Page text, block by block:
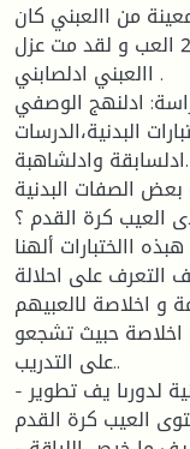
من االعبني كان
عددىم 22 العب و لقد مت عزل
االعبني ادلصابني .
ادلنهج الوصفي
البدنية،الدرسات
ادلسابقة وادلشاهبة.
بعض الصفات البدنية
العيب كرة القدم ؟
االختبارات ألهنا
التعرف على احلالة
و اخلاصة لالعبيهم
حبيث تشجعو
على التدريب..
- ضرورة زيادة االىتمام بتطوير اللياقة البدنية لدورىا يف تطوير
العيب كرة القدم.